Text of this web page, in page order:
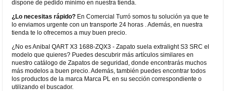
dispone de pedido mínimo en nuestra tienda.
¿Lo necesitas rápido? En Comercial Turró somos tu solución ya que te
lo enviamos urgente con un transporte 24 horas . Además, en nuestra
tienda te lo ofrecemos a muy buen precio.
¿No es Anibal QART X3 1688-ZQX3 - Zapato suela extralight S3 SRC el
modelo que quieres? Puedes descubrir más artículos similares en
nuestro catálogo de Zapatos de seguridad, donde encontrarás muchos
más modelos a buen precio. Además, también puedes encontrar todos
los productos de la marca Marca PL en su sección correspondiente o
utilizando el buscador.